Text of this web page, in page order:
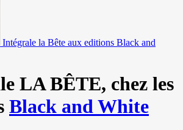
Intégrale la Bête aux editions Black and
LA BÊTE, chez les
Black and White